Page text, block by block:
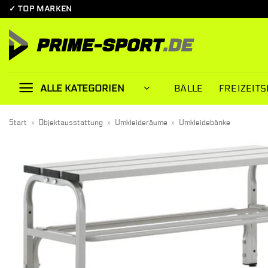
Zum
springen
✓ TOP MARKEN
ALLE KATEGORIEN BÄLLE
Start » Objektausstattung » Umkleideräume » Umkleidebänke